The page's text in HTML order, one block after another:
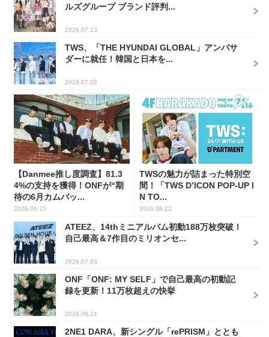
ルズグループ ブランド評判...
2026.07.13
TWS、「THE HYUNDAI GLOBAL」アンバサ
ダーに就任！韓国と日本を...
2026.07.02
【Danmee推し度調査】81.3
4%の支持を獲得！ONFが“期
待の6月カムバッ...
2026.06.15
TWSの魅力が詰まった特別空
間！「TWS D’ICON POP-UP I
N TO...
2026.06.22
ATEEZ、14thミニアルバム初動188万枚突破！
自己最高＆7作目のミリオンセ...
2026.07.03
ONF「ONF: MY SELF」で自己最高の初動記
録を更新！11万枚超えの快挙
2026.06.24
2NE1 DARA、新シングル「rePRISM」ととも